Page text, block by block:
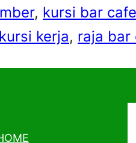
, kursi bar
kerja, raja bar